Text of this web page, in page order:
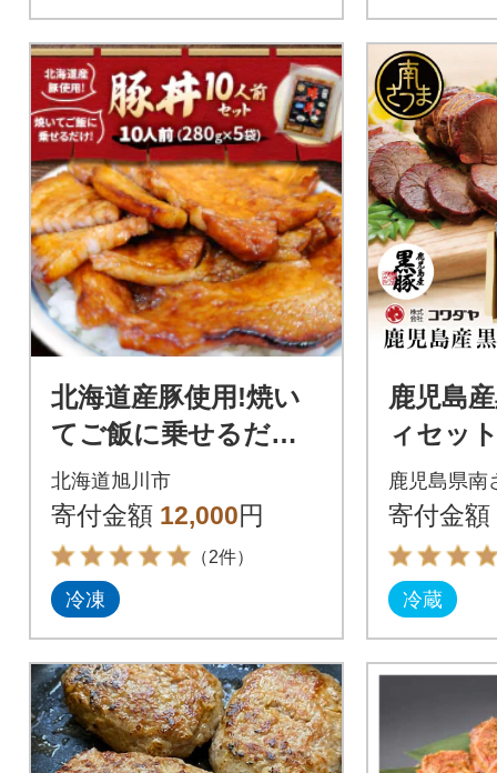
北海道産豚使用!焼い
てご飯に乗せるだけ!
豚丼10人前(280g×5袋)
セット_00101
北海道旭川市
寄付金額 12,000円
（2件）
冷凍
鹿児島
ィセッ
ハム・
鹿児島県南
寄付金額
冷蔵